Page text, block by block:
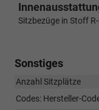
Sitzbezüge in Stoff
Sonstiges
Anzahl Sitzplätze
Codes: Hersteller-